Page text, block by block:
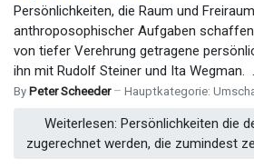
Persönlichkeiten, die Raum und
anthroposophischer Aufgaben schaffen
von tiefer Verehrung getragene
ihn mit Rudolf Steiner und Ita Wegman.
By Peter Scheeder Hauptkategorie:
Weiterlesen: Persönlichkeiten die
zugerechnet werden, die zumindest